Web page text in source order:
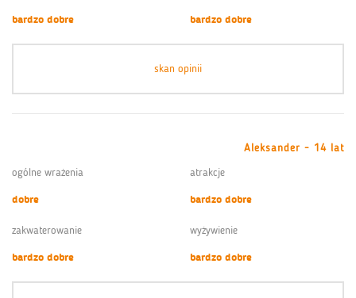
bardzo dobre
bardzo dobre
skan opinii
Aleksander - 14 lat
ogólne wrażenia
dobre
atrakcje
bardzo dobre
zakwaterowanie
bardzo dobre
wyżywienie
bardzo dobre